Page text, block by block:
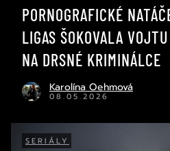
PORNOGRAFICKÉ
LIGAS ŠOKOVALA
NA DRSNÉ KRIMINÁLCE
Karolína Oehmová
08.05.2026
SERIÁLY